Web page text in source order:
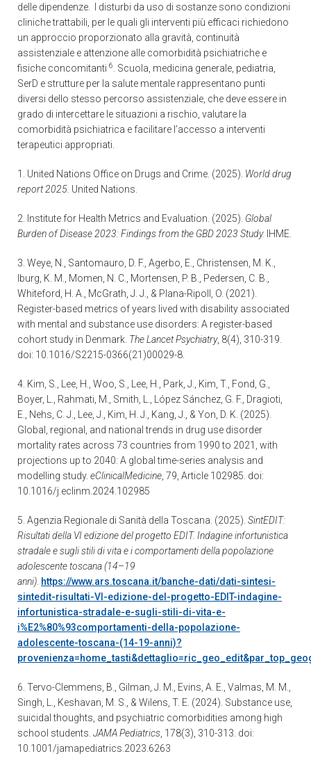
delle dipendenze. I disturbi da uso di sostanze sono condizioni
cliniche trattabili, per le quali gli interventi più efficaci richiedono
un approccio proporzionato alla gravità, continuità
assistenziale e attenzione alle comorbidità psichiatriche e
fisiche concomitanti 6
. Scuola, medicina generale, pediatria,
SerD e strutture per la salute mentale rappresentano punti
diversi dello stesso percorso assistenziale, che deve essere in
grado di intercettare le situazioni a rischio, valutare la
comorbidità psichiatrica e facilitare l’accesso a interventi
terapeutici appropriati.
1. United Nations Office on Drugs and Crime. (2025). World drug
report 2025. United Nations.
2. Institute for Health Metrics and Evaluation. (2025). Global
Burden of Disease 2023: Findings from the GBD 2023 Study. IHME.
3. Weye, N., Santomauro, D. F., Agerbo, E., Christensen, M. K.,
Iburg, K. M., Momen, N. C., Mortensen, P. B., Pedersen, C. B.,
Whiteford, H. A., McGrath, J. J., & Plana-Ripoll, O. (2021).
Register-based metrics of years lived with disability associated
with mental and substance use disorders: A register-based
cohort study in Denmark. The Lancet Psychiatry, 8(4), 310-319.
doi: 10.1016/S2215-0366(21)00029-8.
4. Kim, S., Lee, H., Woo, S., Lee, H., Park, J., Kim, T., Fond, G.,
Boyer, L., Rahmati, M., Smith, L., López Sánchez, G. F., Dragioti,
E., Nehs, C. J., Lee, J., Kim, H. J., Kang, J., & Yon, D. K. (2025).
Global, regional, and national trends in drug use disorder
mortality rates across 73 countries from 1990 to 2021, with
projections up to 2040: A global time-series analysis and
modelling study. eClinicalMedicine , 79, Article 102985. doi:
10.1016/j.eclinm.2024.102985
5. Agenzia Regionale di Sanità della Toscana. (2025). SintEDIT:
Risultati della VI edizione del progetto EDIT. Indagine infortunistica
stradale e sugli stili di vita e i comportamenti della popolazione
adolescente toscana (14–19
anni) https://www.ars.toscana.it/banche-dati/dati-sintesi-
sintedit-risultati-VI-edizione-del-progetto-EDIT-indagine-
infortunistica-stradale-e-sugli-stili-di-vita-e-
i%E2%80%93comportamenti-della-popolazione-
adolescente-toscana-(14-19-anni)?
6. Tervo-Clemmens, B., Gilman, J. M., Evins, A. E., Valmas, M. M.,
Singh, L., Keshavan, M. S., & Wilens, T. E. (2024). Substance use,
suicidal thoughts, and psychiatric comorbidities among high
school students. JAMA Pediatrics , 178(3), 310-313. doi:
10.1001/jamapediatrics.2023.6263